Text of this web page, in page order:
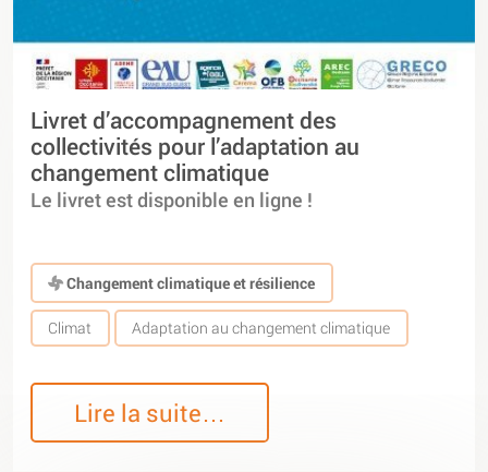
Livret d’accompagnement des
collectivités pour l’adaptation au
changement climatique
Le livret est disponible en ligne !
Changement climatique et résilience
Climat Adaptation au changement climatique
Lire la suite…